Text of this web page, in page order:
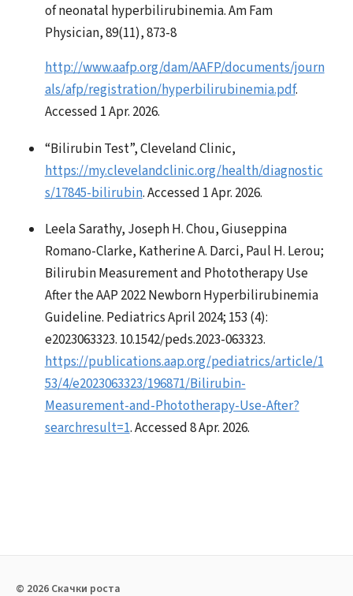
of neonatal hyperbilirubinemia. Am Fam
Physician, 89(11), 873-8
http://www.aafp.org/dam/AAFP/documents/journ
als/afp/registration/hyperbilirubinemia.pdf.
Accessed 1 Apr. 2026.
“Bilirubin Test”, Cleveland Clinic,
https://my.clevelandclinic.org/health/diagnostic
s/17845-bilirubin. Accessed 1 Apr. 2026.
Leela Sarathy, Joseph H. Chou, Giuseppina
Romano-Clarke, Katherine A. Darci, Paul H. Lerou;
Bilirubin Measurement and Phototherapy Use
After the AAP 2022 Newborn Hyperbilirubinemia
Guideline. Pediatrics April 2024; 153 (4):
e2023063323. 10.1542/peds.2023-063323.
https://publications.aap.org/pediatrics/article/1
53/4/e2023063323/196871/Bilirubin-
Measurement-and-Phototherapy-Use-After?
searchresult=1. Accessed 8 Apr. 2026.
© 2026 Скачки роста